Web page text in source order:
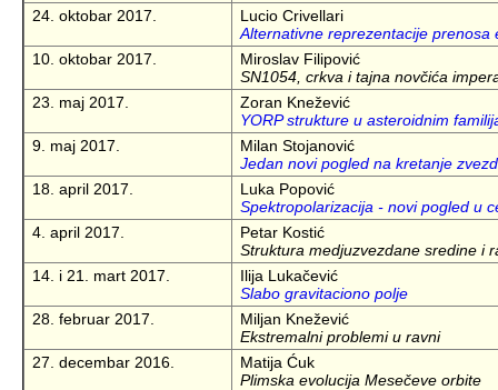
24. oktobar 2017.
Lucio Crivellari
Alternativne reprezentacije prenosa
10. oktobar 2017.
Miroslav Filipović
SN1054, crkva i tajna novčića
23. maj 2017.
Zoran Knežević
YORP strukture u asteroidnim
9. maj 2017.
Milan Stojanović
Jedan novi pogled na kretanje
18. april 2017.
Luka Popović
Spektropolarizacija - novi pogled u
4. april 2017.
Petar Kostić
Struktura medjuzvezdane sredine i
14. i 21. mart 2017.
Ilija Lukačević
Slabo gravitaciono polje
28. februar 2017.
Miljan Knežević
Ekstremalni problemi u ravni
27. decembar 2016.
Matija Ćuk
Plimska evolucija Mesečeve orbite